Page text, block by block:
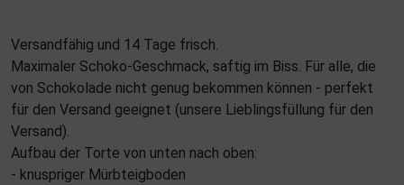
Versandfähig und 14 Tage frisch.
Maximaler Schoko-Geschmack, saftig im Biss. Für alle, die
von Schokolade nicht genug bekommen können - perfekt
für den Versand geeignet (unsere Lieblingsfüllung für den
Versand).
Aufbau der Torte von unten nach oben:
- knuspriger Mürbteigboden